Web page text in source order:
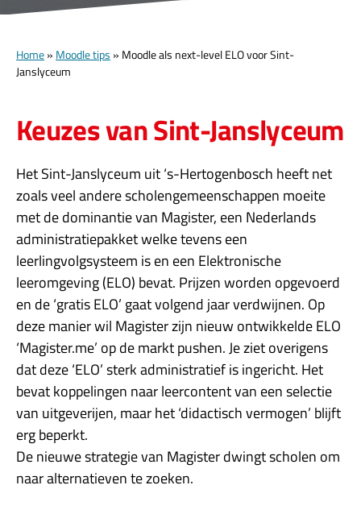
Home» Moodle tips » Moodle als next-level ELO voor Sint-
Janslyceum
Keuzes van Sint-Janslyceum
Het Sint-Janslyceum uit ‘s-Hertogenbosch heeft net
zoals veel andere scholengemeenschappen moeite
met de dominantie van Magister, een Nederlands
administratiepakket welke tevens een
leerlingvolgsysteem is en een Elektronische
leeromgeving (ELO) bevat. Prijzen worden opgevoerd
en de ‘gratis ELO’ gaat volgend jaar verdwijnen. Op
deze manier wil Magister zijn nieuw ontwikkelde ELO
‘Magister.me’ op de markt pushen. Je ziet overigens
dat deze ‘ELO’ sterk administratief is ingericht. Het
bevat koppelingen naar leercontent van een selectie
van uitgeverijen, maar het ‘didactisch vermogen’ blijft
erg beperkt.
De nieuwe strategie van Magister dwingt scholen om
naar alternatieven te zoeken.